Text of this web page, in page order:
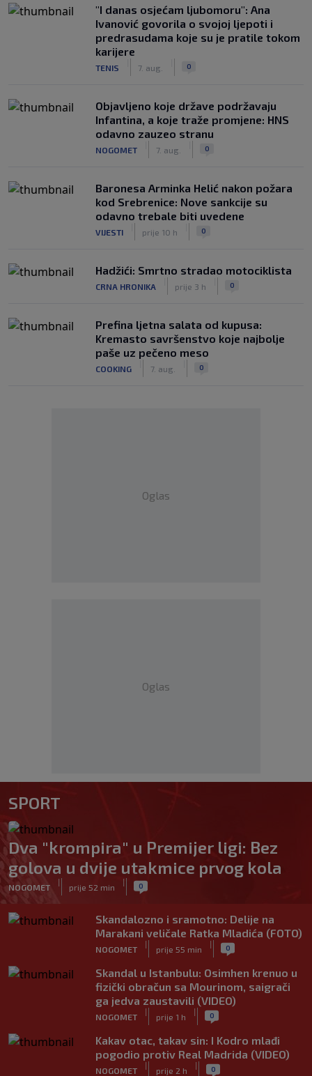
"I danas osjećam ljubomoru": Ana
Ivanović govorila o svojoj ljepoti i
predrasudama koje su je pratile tokom
karijere
TENIS 7. aug. 0
Objavljeno koje države podržavaju
Infantina, a koje traže promjene: HNS
odavno zauzeo stranu
NOGOMET 7. aug. 0
Baronesa Arminka Helić nakon požara
kod Srebrenice: Nove sankcije su
odavno trebale biti uvedene
VIJESTI prije 10 h 0
Hadžići: Smrtno stradao motociklista
CRNA HRONIKA prije 3 h 0
Prefina ljetna salata od kupusa:
Kremasto savršenstvo koje najbolje
paše uz pečeno meso
COOKING 7. aug. 0
Oglas
Oglas
SPORT
Dva "krompira" u Premijer ligi: Bez
golova u dvije utakmice prvog kola
NOGOMET
|
prije 52 min
| 0
Skandalozno i sramotno: Delije na
Marakani veličale Ratka Mladića (FOTO)
NOGOMET
|
prije 55 min
| 0
Skandal u Istanbulu: Osimhen krenuo u
fizički obračun sa Mourinom, saigrači
ga jedva zaustavili (VIDEO)
NOGOMET
|
prije 1 h
| 0
Kakav otac, takav sin: I Kodro mlađi
pogodio protiv Real Madrida (VIDEO)
NOGOMET
|
prije 2 h
| 0